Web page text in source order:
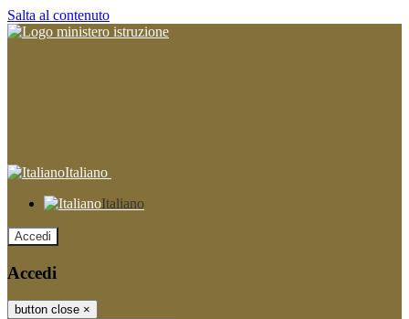
Salta al contenuto
Italiano
Italiano
Accedi
Accedi
button close ×